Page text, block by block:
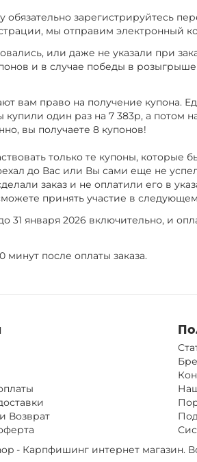
зарегистрируйтесь
мы отправим электронный
или даже не указали при
и в случае победы в
вам право на получение купона.
один раз на 7 383р, а потом
вы получаете 8 купонов!
только те купоны, которые
до Вас или Вы сами еще не
заказ и не оплатили его в
принять участие в
31 января 2026 включительно, и
минут после оплаты заказа.
Возврат
- Карпфишинг интернет магазин.